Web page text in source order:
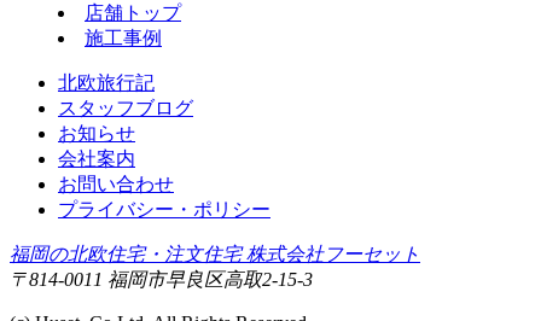
店舗トップ
施工事例
北欧旅行記
スタッフブログ
お知らせ
会社案内
お問い合わせ
プライバシー・ポリシー
福岡の北欧住宅・注文住宅 株式会社フーセット
〒814-0011 福岡市早良区高取2-15-3